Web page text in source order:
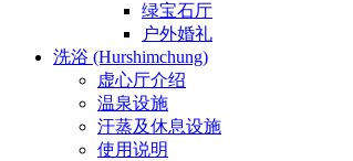
绿宝石厅
户外婚礼
洗浴 (Hurshimchung)
虚心厅介绍
温泉设施
汗蒸及休息设施
使用说明